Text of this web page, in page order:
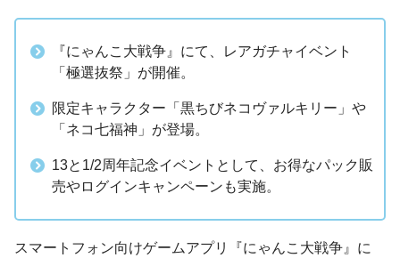
『にゃんこ大戦争』にて、レアガチャイベント
「極選抜祭」が開催。
限定キャラクター「黒ちびネコヴァルキリー」や
「ネコ七福神」が登場。
13と1/2周年記念イベントとして、お得なパック販
売やログインキャンペーンも実施。
スマートフォン向けゲームアプリ『にゃんこ大戦争』に